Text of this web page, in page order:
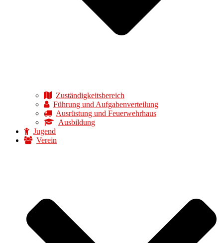
Zuständigkeitsbereich
Führung und Aufgabenverteilung
Ausrüstung und Feuerwehrhaus
Ausbildung
Jugend
Verein